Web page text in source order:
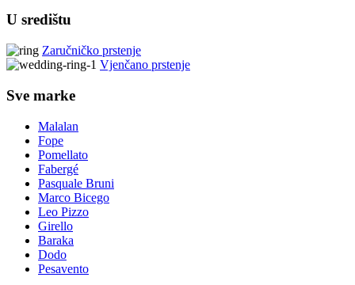
U središtu
Zaručničko prstenje
Vjenčano prstenje
Sve marke
Malalan
Fope
Pomellato
Fabergé
Pasquale Bruni
Marco Bicego
Leo Pizzo
Girello
Baraka
Dodo
Pesavento